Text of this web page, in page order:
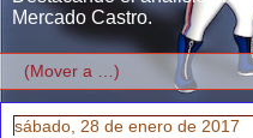
Mercado Castro.
sábado, 28 de enero de 2017